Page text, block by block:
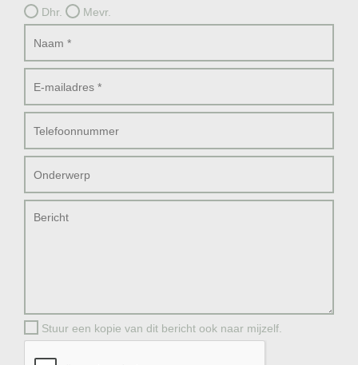
Dhr. Mevr.
Stuur een kopie van dit bericht ook naar mijzelf.